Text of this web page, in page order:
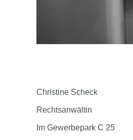
Christine Scheck
Rechtsanwältin
Im Gewerbepark C 25